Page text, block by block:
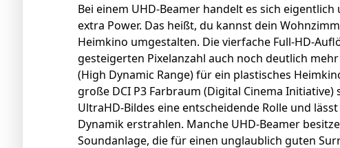
Bei einem UHD-Beamer handelt es sich
extra Power. Das heißt, du kannst dein
Heimkino umgestalten. Die vierfache Full-HD-
gesteigerten Pixelanzahl auch noch deutlich
(High Dynamic Range) für ein plastisches
große DCI P3 Farbraum (Digital Cinema
UltraHD-Bildes eine entscheidende Rolle und
Dynamik erstrahlen. Manche UHD-Beamer
Soundanlage, die für einen unglaublich guten